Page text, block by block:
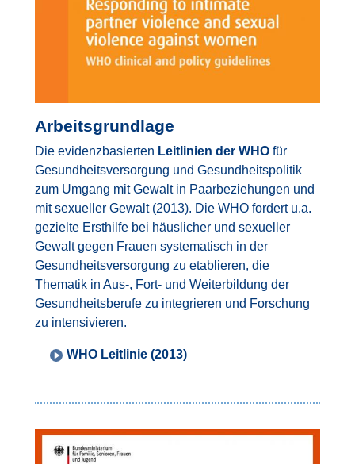
Arbeitsgrundlage
Die evidenzbasierten Leitlinien der WHO für
Gesundheitsversorgung und Gesundheitspolitik
zum Umgang mit Gewalt in Paarbeziehungen und
mit sexueller Gewalt (2013). Die WHO fordert u.a.
gezielte Ersthilfe bei häuslicher und sexueller
Gewalt gegen Frauen systematisch in der
Gesundheitsversorgung zu etablieren, die
Thematik in Aus-, Fort- und Weiterbildung der
Gesundheitsberufe zu integrieren und Forschung
zu intensivieren.
WHO Leitlinie (2013)
Bild